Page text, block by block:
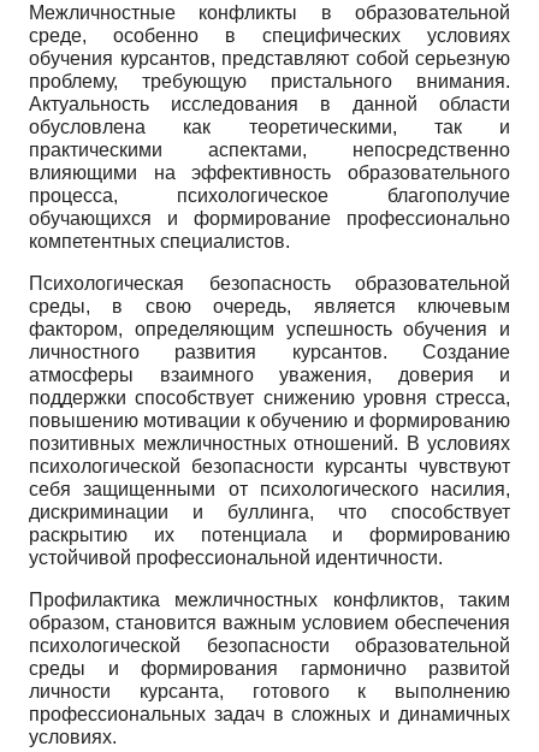
Межличностные конфликты в образовательной
среде, особенно в специфических условиях
обучения курсантов, представляют собой серьезную
проблему, требующую пристального внимания.
Актуальность исследования в данной области
обусловлена как теоретическими, так и
практическими аспектами, непосредственно
влияющими на эффективность образовательного
процесса, психологическое благополучие
обучающихся и формирование профессионально
компетентных специалистов.
Психологическая безопасность образовательной
среды, в свою очередь, является ключевым
фактором, определяющим успешность обучения и
личностного развития курсантов. Создание
атмосферы взаимного уважения, доверия и
поддержки способствует снижению уровня стресса,
повышению мотивации к обучению и формированию
позитивных межличностных отношений. В условиях
психологической безопасности курсанты чувствуют
себя защищенными от психологического насилия,
дискриминации и буллинга, что способствует
раскрытию их потенциала и формированию
устойчивой профессиональной идентичности.
Профилактика межличностных конфликтов, таким
образом, становится важным условием обеспечения
психологической безопасности образовательной
среды и формирования гармонично развитой
личности курсанта, готового к выполнению
профессиональных задач в сложных и динамичных
условиях.